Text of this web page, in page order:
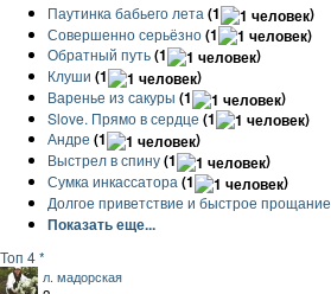
Паутинка бабьего лета (1 )
Совершенно серьёзно(1 )
Обратный путь(1 )
Клуши (1 )
Варенье из сакуры (1 )
Slove. Прямо в сердце (1 )
Андре (1 )
Выстрел в спину(1 )
Сумка инкассатора (1 )
Долгое приветствие и быстрое прощание
Показать еще...
Топ 4 *
л. мадорская